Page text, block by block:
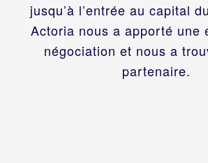
jusqu’à l’entrée au capital
Actoria nous a apporté une
négociation et nous a
partenaire.